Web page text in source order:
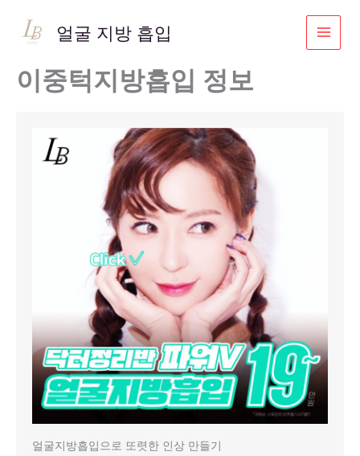
얼굴 지방 흡입
이중턱지방흡입 정보
얼굴지방흡입으로 또렷한 인상 만들기